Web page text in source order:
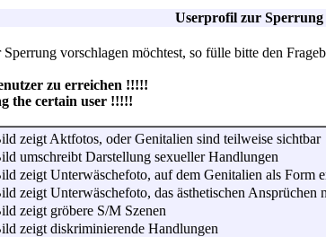
Userprofil zur Sperrung
vorschlagen möchtest, so fülle bitte den
zu erreichen !!!!!
the certain user !!!!!
zeigt Aktfotos, oder Genitalien sind teilweise sichtbar
umschreibt Darstellung sexueller Handlungen
zeigt Unterwäschefoto, auf dem Genitalien als Form
zeigt Unterwäschefoto, das ästhetischen Ansprüchen
zeigt gröbere S/M Szenen
zeigt diskriminierende Handlungen